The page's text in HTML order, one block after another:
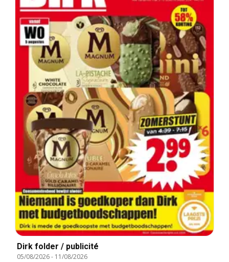
Dirk folder / publicité
05/08/2026- 11/08/2026